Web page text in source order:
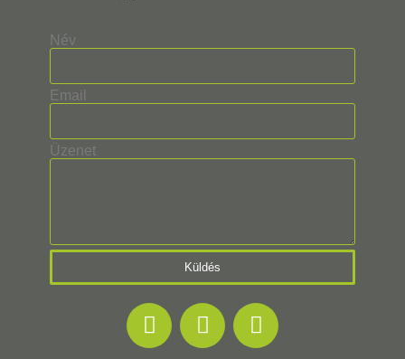
Név
Email
Üzenet
Küldés